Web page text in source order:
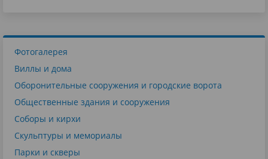
Фотогалерея
Виллы и дома
Оборонительные сооружения и городские ворота
Общественные здания и сооружения
Соборы и кирхи
Скульптуры и мемориалы
Парки и скверы